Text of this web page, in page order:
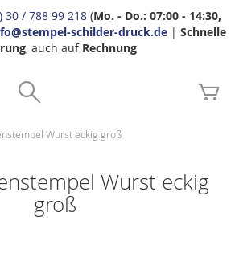
30 / 788 99 218 (Mo. - Do.: 07:00 - 14:30,
schilder-druck.de| Schnelle
, auch auf Rechnung
Wurst eckig groß
Wurst eckig
groß